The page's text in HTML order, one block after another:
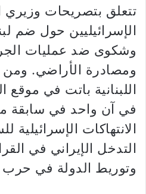
تتعلق بتصريحات وزيري
الإسرائيليين حول ضم
وشكوى ضد عمليات
ومصادرة الأراضي. ومن
اللبنانية باتت في
في آن واحد في سابقة
الانتهاكات
التدخل الإيراني في
وتوريط الدولة في حرب